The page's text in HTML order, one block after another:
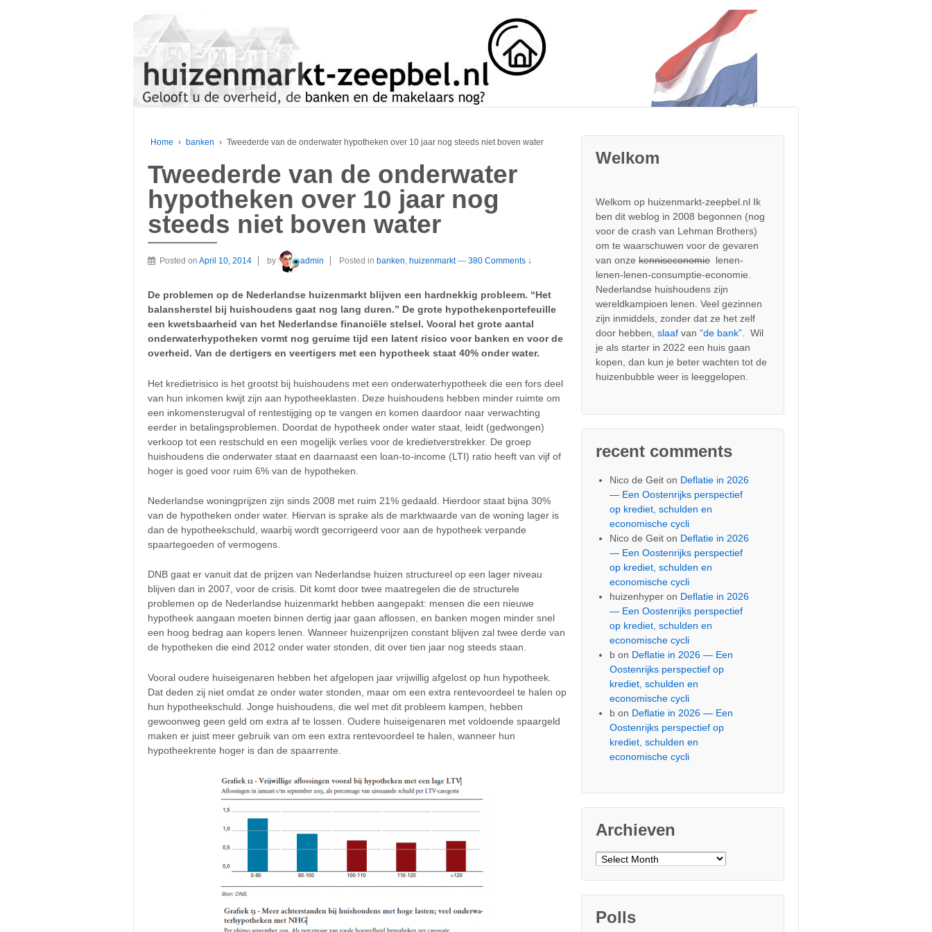
Home › banken › Tweederde van de onderwater hypotheken over 10 jaar nog steeds niet boven water
Tweederde van de onderwater
hypotheken over 10 jaar nog
steeds niet boven water
Posted on April 10, 2014 by admin Posted in banken, huizenmarkt — 380 Comments ↓
De problemen op de Nederlandse huizenmarkt blijven een hardnekkig probleem. “Het
balansherstel bij huishoudens gaat nog lang duren.” De grote hypothekenportefeuille
een kwetsbaarheid van het Nederlandse financiële stelsel. Vooral het grote aantal
onderwaterhypotheken vormt nog geruime tijd een latent risico voor banken en voor de
overheid. Van de dertigers en veertigers met een hypotheek staat 40% onder water.
Het kredietrisico is het grootst bij huishoudens met een onderwaterhypotheek die een fors deel
van hun inkomen kwijt zijn aan hypotheeklasten. Deze huishoudens hebben minder ruimte om
een inkomensterugval of rentestijging op te vangen en komen daardoor naar verwachting
eerder in betalingsproblemen. Doordat de hypotheek onder water staat, leidt (gedwongen)
verkoop tot een restschuld en een mogelijk verlies voor de kredietverstrekker. De groep
huishoudens die onderwater staat en daarnaast een loan-to-income (LTI) ratio heeft van vijf of
hoger is goed voor ruim 6% van de hypotheken.
Nederlandse woningprijzen zijn sinds 2008 met ruim 21% gedaald. Hierdoor staat bijna 30%
van de hypotheken onder water. Hiervan is sprake als de marktwaarde van de woning lager is
dan de hypotheekschuld, waarbij wordt gecorrigeerd voor aan de hypotheek verpande
spaartegoeden of vermogens.
DNB gaat er vanuit dat de prijzen van Nederlandse huizen structureel op een lager niveau
blijven dan in 2007, voor de crisis. Dit komt door twee maatregelen die de structurele
problemen op de Nederlandse huizenmarkt hebben aangepakt: mensen die een nieuwe
hypotheek aangaan moeten binnen dertig jaar gaan aflossen, en banken mogen minder snel
een hoog bedrag aan kopers lenen. Wanneer huizenprijzen constant blijven zal twee derde van
de hypotheken die eind 2012 onder water stonden, dit over tien jaar nog steeds staan.
Vooral oudere huiseigenaren hebben het afgelopen jaar vrijwillig afgelost op hun hypotheek.
Dat deden zij niet omdat ze onder water stonden, maar om een extra rentevoordeel te halen op
hun hypotheekschuld. Jonge huishoudens, die wel met dit probleem kampen, hebben
gewoonweg geen geld om extra af te lossen. Oudere huiseigenaren met voldoende spaargeld
maken er juist meer gebruik van om een extra rentevoordeel te halen, wanneer hun
hypotheekrente hoger is dan de spaarrente.
Welkom
Welkom op huizenmarkt-zeepbel.nl Ik
ben dit weblog in 2008 begonnen (nog
voor de crash van Lehman Brothers)
om te waarschuwen voor de gevaren
van onzekenniseconomie lenen-
lenen-lenen-consumptie-economie.
Nederlandse huishoudens zijn
wereldkampioen lenen. Veel gezinnen
zijn inmiddels, zonder dat ze het zelf
door hebben,slaaf van“de bank”. Wil
je als starter in 2022 een huis gaan
kopen, dan kun je beter wachten tot de
huizenbubble weer is leeggelopen.
recent comments
Nico de Geit on Deflatie in 2026
— Een Oostenrijks perspectief
op krediet, schulden en
economische cycli
Nico de Geit on Deflatie in 2026
— Een Oostenrijks perspectief
op krediet, schulden en
economische cycli
huizenhyper on Deflatie in 2026
— Een Oostenrijks perspectief
op krediet, schulden en
economische cycli
b on Deflatie in 2026 — Een
Oostenrijks perspectief op
krediet, schulden en
economische cycli
b on Deflatie in 2026 — Een
Oostenrijks perspectief op
krediet, schulden en
economische cycli
Archieven
Archieven
Polls